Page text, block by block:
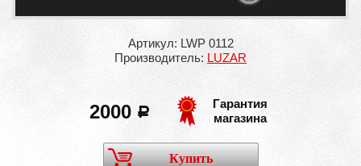
Артикул: LWP 0112
Производитель: LUZAR
2000 a
Гарантия
магазина
Купить